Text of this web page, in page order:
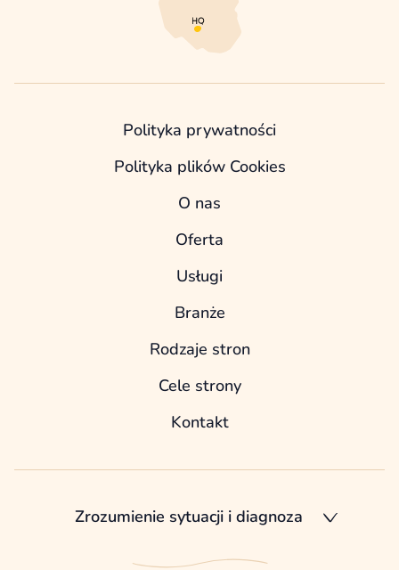
Polityka prywatności
Polityka plików Cookies
O nas
Oferta
Usługi
Branże
Rodzaje stron
Cele strony
Kontakt
Zrozumienie sytuacji i diagnoza